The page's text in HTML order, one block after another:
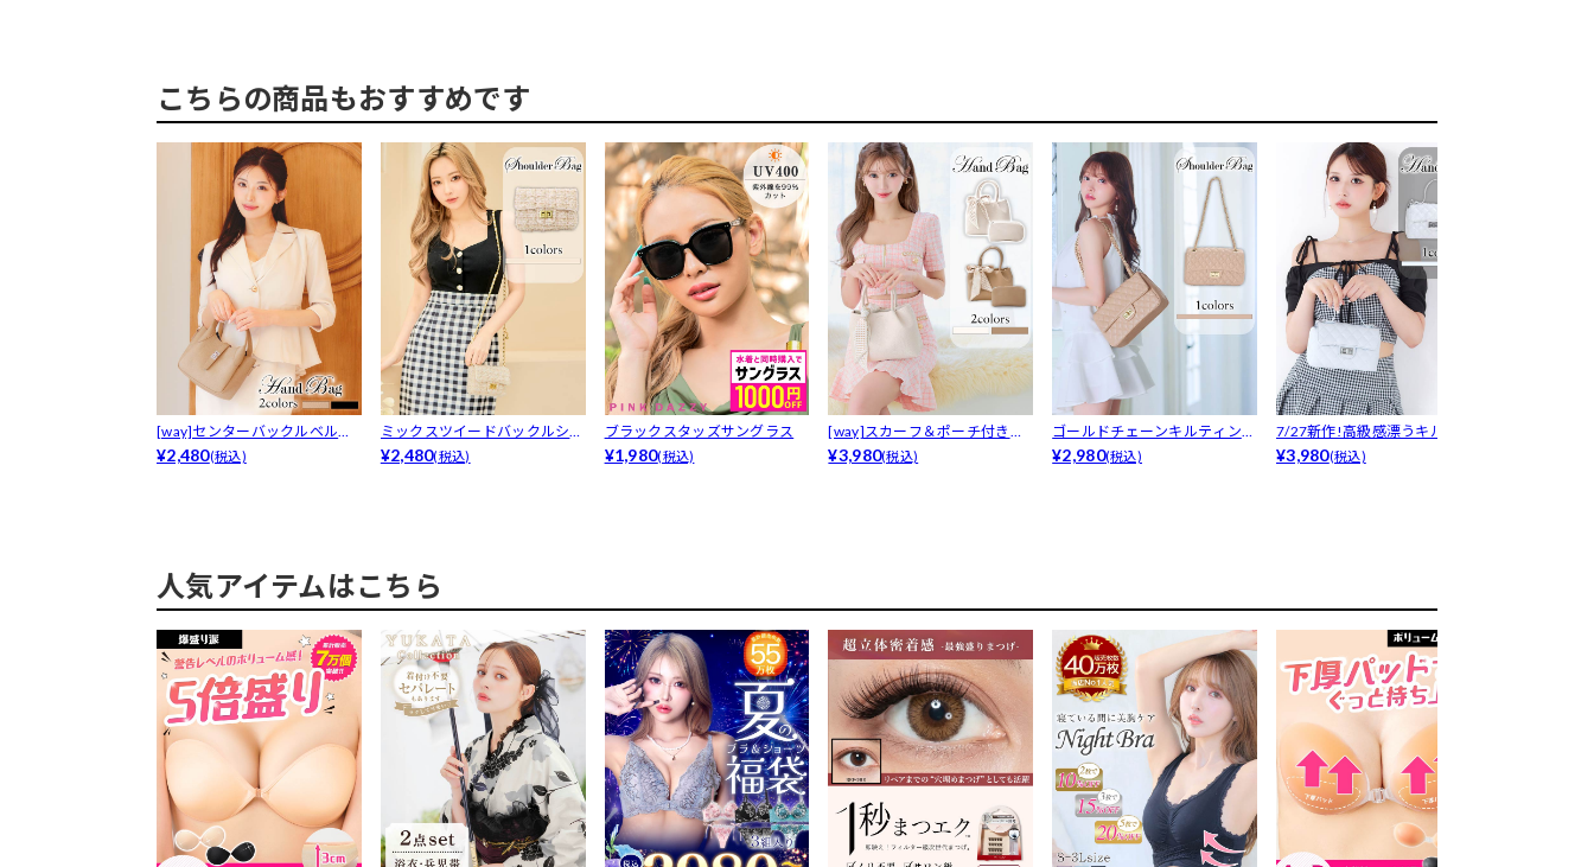
こちらの商品もおすすめです
[way]センターバックルベルト
ハンド...
¥2,480(税込)
ミックスツイードバックルショ
ルダーバッグ
¥2,480(税込)
ブラックスタッズサングラス
¥1,980(税込)
[way]スカーフ＆ポーチ付きミ
ドルハ...
¥3,980(税込)
ゴールドチェーンキルティング
店内ショル...
¥2,980(税込)
7/27新作!高級感漂うキルティ
ング♪...
¥3,980(税込)
人気アイテムはこちら